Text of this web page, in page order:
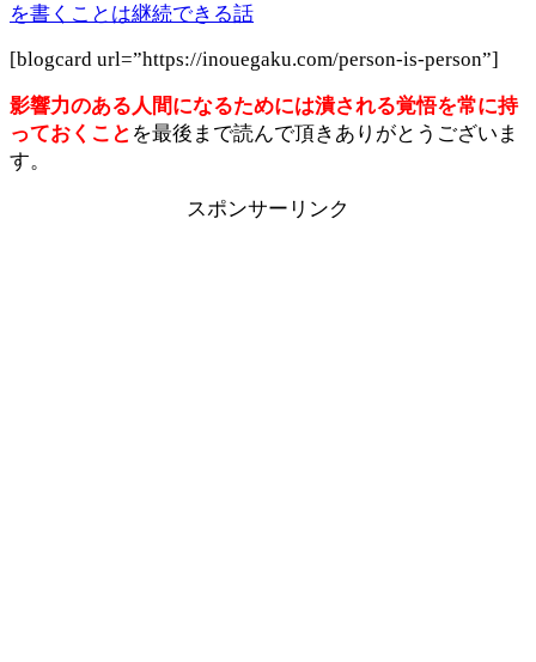
を書くことは継続できる話
[blogcard url=”https://inouegaku.com/person-is-person”]
影響力のある人間になるためには潰される覚悟を常に持
っておくこと を最後まで読んで頂きありがとうございま
す。
スポンサーリンク